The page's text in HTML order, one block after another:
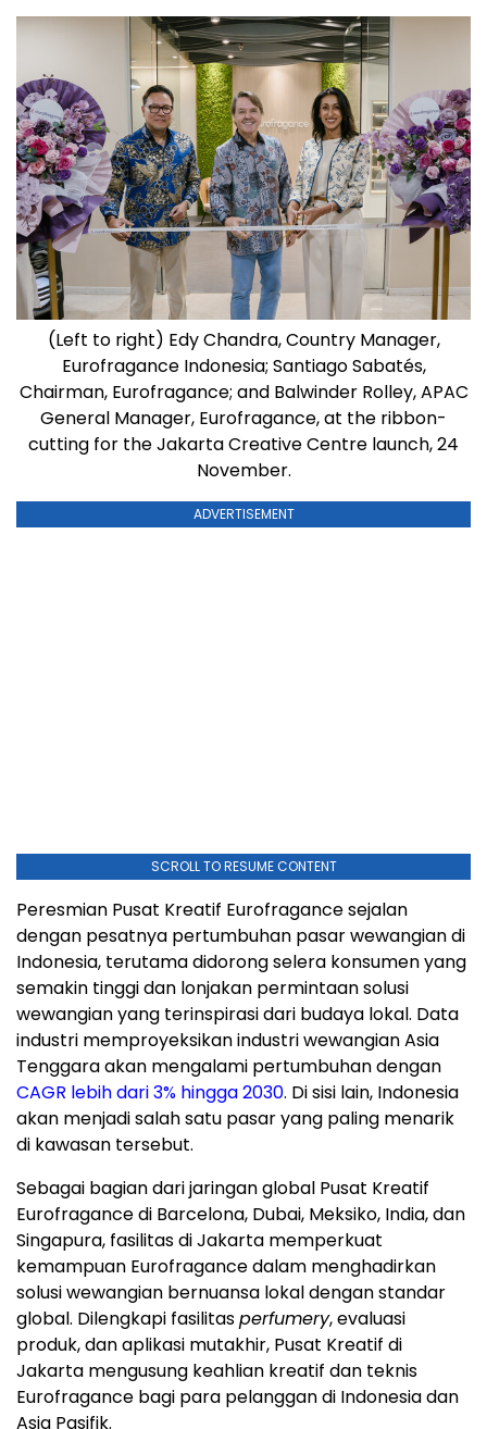
(Left to right) Edy Chandra, Country Manager,
Eurofragance Indonesia; Santiago Sabatés,
Chairman, Eurofragance; and Balwinder Rolley, APAC
General Manager, Eurofragance, at the ribbon-
cutting for the Jakarta Creative Centre launch, 24
November.
ADVERTISEMENT
SCROLL TO RESUME CONTENT
Peresmian Pusat Kreatif Eurofragance sejalan
dengan pesatnya pertumbuhan pasar wewangian di
Indonesia, terutama didorong selera konsumen yang
semakin tinggi dan lonjakan permintaan solusi
wewangian yang terinspirasi dari budaya lokal. Data
industri memproyeksikan industri wewangianAsia
Tenggaraakan mengalami pertumbuhan dengan
CAGR lebih dari 3% hingga 2030. Di sisi lain, Indonesia
akan menjadi salah satu pasar yang paling menarik
di kawasan tersebut.
Sebagai bagian dari jaringan global Pusat Kreatif
Eurofragance di Barcelona, Dubai, Meksiko, India, dan
Singapura, fasilitas diJakarta memperkuat
kemampuan Eurofragance dalam menghadirkan
solusi wewangian bernuansa lokal dengan standar
global. Dilengkapi fasilitasperfumery, evaluasi
produk, dan aplikasi mutakhir, Pusat Kreatif di
Jakarta mengusung keahlian kreatif dan teknis
Eurofragance bagi para pelanggan di Indonesiadan
Asia Pasifik.